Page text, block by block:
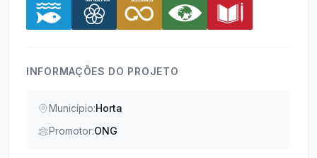
INFORMAÇÕES DO PROJETO
Município:Horta
Promotor:ONG